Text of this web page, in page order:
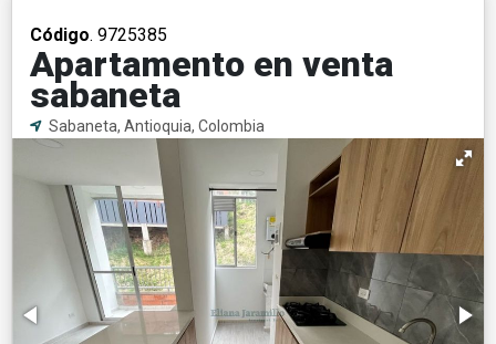
Código. 9725385
Apartamento en venta
sabaneta
Sabaneta, Antioquia, Colombia